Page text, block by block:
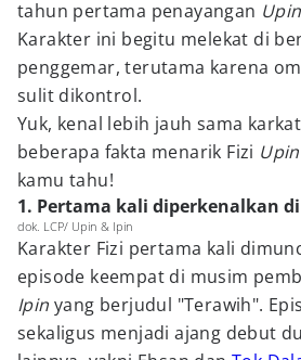
tahun pertama penayangan
Karakter ini begitu melekat di
penggemar, terutama karena
sulit dikontrol.
Yuk, kenal lebih jauh sama
beberapa fakta menarik Fizi
kamu tahu!
1. Pertama kali diperkenalkan
dok. LCP/ Upin & Ipin
Karakter Fizi pertama kali
episode keempat di musim
Ipin yang berjudul "Terawih".
sekaligus menjadi ajang debut